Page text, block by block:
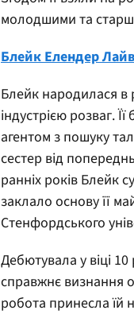
молодшими та
Блейк Елендер
Блейк народилася в
індустрією розваг. Її
агентом з пошуку
сестер від
ранніх років Блейк
заклало основу її
Стенфордського
Дебютувала у віці
справжнє визнання
робота принесла їй